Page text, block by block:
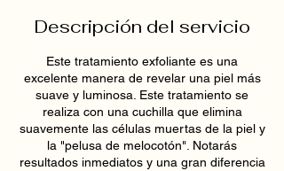
Descripción del servicio
Este tratamiento exfoliante es una
excelente manera de revelar una piel más
suave y luminosa. Este tratamiento se
realiza con una cuchilla que elimina
suavemente las células muertas de la piel y
la "pelusa de melocotón". Notarás
resultados inmediatos y una gran diferencia